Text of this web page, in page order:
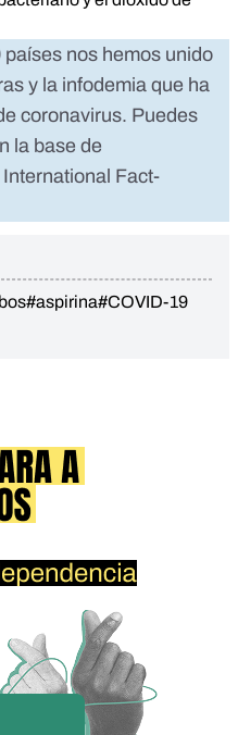
nos hemos unido
y la infodemia que ha
coronavirus. Puedes
la base de
International Fact-
#aspirina#COVID-19